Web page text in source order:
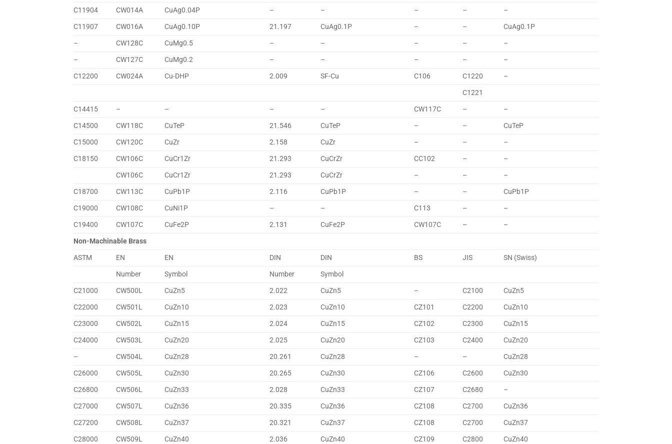
C11904
CW014A CuAg0.04P – – – –
–
C11907
CW016A CuAg0.10P 21.197 CuAg0.1P – –
CuAg0.1P
–
CW128C CuMg0.5 – – – –
–
–
CW127C CuMg0.2 – – – –
–
C12200
CW024A Cu-DHP 2.009 SF-Cu C106 C1220
–
C1221
C14415
– – – – CW117C –
–
C14500
CW118C CuTeP 21.546 CuTeP – –
CuTeP
C15000
CW120C CuZr 2.158 CuZr – –
–
C18150
CW106C CuCr1Zr 21.293 CuCrZr CC102 –
–
CW106C
CuCr1Zr 21.293 CuCrZr – –
–
C18700
CW113C CuPb1P 2.116 CuPb1P – –
CuPb1P
C19000
CW108C CuNi1P – – C113 –
–
C19400
CW107C CuFe2P 2.131 CuFe2P CW107C –
–
Non-Machinable Brass
ASTM
EN EN DIN DIN BS JIS
SN (Swiss)
Number
Symbol Number
Symbol
C21000
CW500L CuZn5 2.022 CuZn5 – C2100
CuZn5
C22000
CW501L CuZn10 2.023 CuZn10 CZ101 C2200
CuZn10
C23000
CW502L CuZn15 2.024 CuZn15 CZ102 C2300
CuZn15
C24000
CW503L CuZn20 2.025 CuZn20 CZ103 C2400
CuZn20
–
CW504L CuZn28 20.261 CuZn28 – –
CuZn28
C26000
CW505L CuZn30 20.265 CuZn30 CZ106 C2600
CuZn30
C26800
CW506L CuZn33 2.028 CuZn33 CZ107 C2680
–
C27000
CW507L CuZn36 20.335 CuZn36 CZ108 C2700
CuZn36
C27200
CW508L CuZn37 20.321 CuZn37 CZ108 C2700
CuZn37
C28000
CW509L CuZn40 2.036 CuZn40 CZ109 C2800
CuZn40